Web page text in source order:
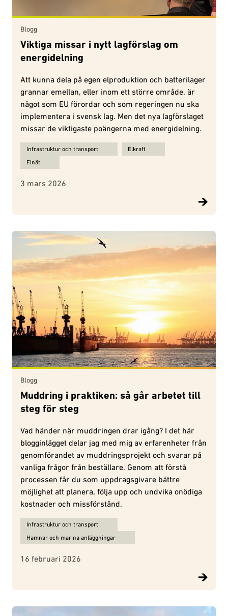
Blogg
Viktiga missar i nytt lagförslag om
energidelning
Att kunna dela på egen elproduktion och batterilager
grannar emellan, eller inom ett större område, är
något som EU förordar och som regeringen nu ska
implementera i svensk lag. Men det nya lagförslaget
missar de viktigaste poängerna med energidelning.
Ämnen för Viktiga missar i nytt lagförslag om energidelning:
Infrastruktur och transport
Elkraft
Elnät
3 mars 2026
Blogg
Muddring i praktiken: så går arbetet till
steg för steg
Vad händer när muddringen drar igång? I det här
blogginlägget delar jag med mig av erfarenheter från
genomförandet av muddringsprojekt och svarar på
vanliga frågor från beställare. Genom att förstå
processen får du som uppdragsgivare bättre
möjlighet att planera, följa upp och undvika onödiga
kostnader och missförstånd.
Ämnen för Muddring i praktiken: så går arbetet till steg för steg:
Infrastruktur och transport
Hamnar och marina anläggningar
16 februari 2026